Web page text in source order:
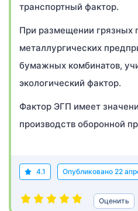
транспортный фактор.
При размещении грязных
металлургических
бумажных комбинатов,
экологический фактор.
Фактор ЭГП имеет
производств оборонной
4.1 Опубликовано 22
Оценить